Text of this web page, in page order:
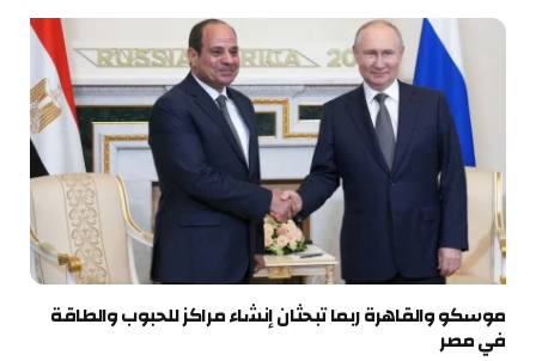
موسكو والقاهرة ربما تبحثان إنشاء مراكز للحبوب والطاقة
في مصر